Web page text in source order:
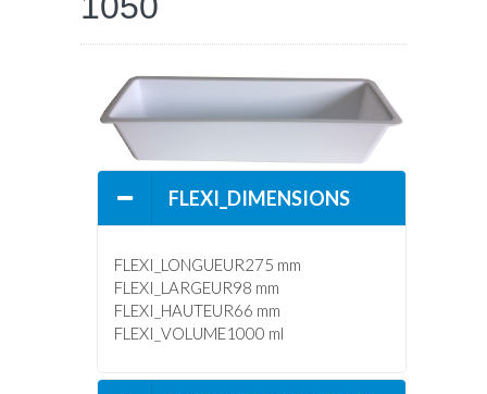
NACH
FLEXI_DIMENSIONS
FLEXI_LONGUEUR275 mm
FLEXI_LARGEUR98 mm
FLEXI_HAUTEUR66 mm
FLEXI_VOLUME1000 ml